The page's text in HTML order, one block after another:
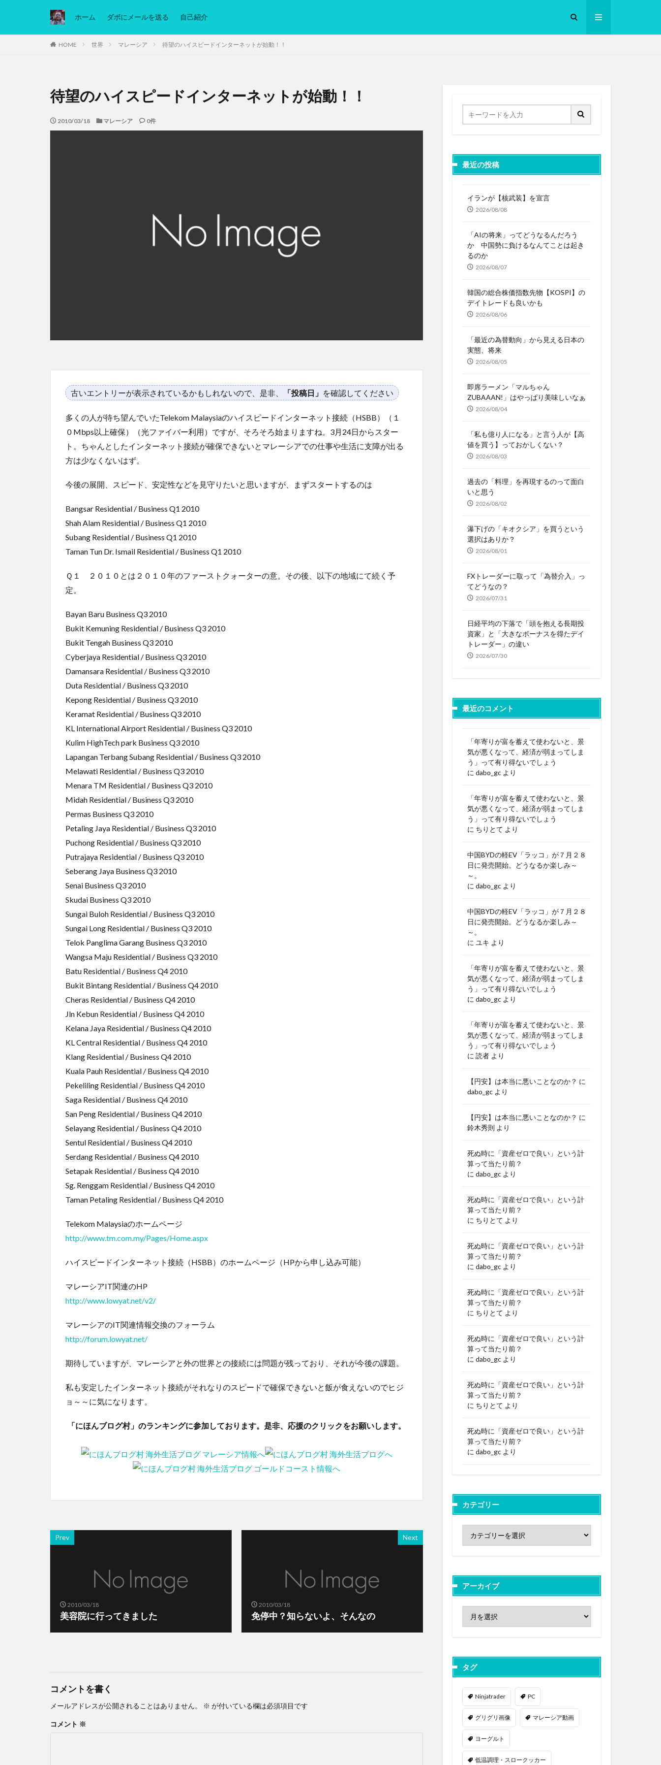
ホーム ダボにメールを送る 自己紹介
HOME 世界 マレーシア 待望のハイスピードインターネットが始動！！
待望のハイスピードインターネットが始動！！
2010/03/18 マレーシア 0件
古いエントリーが表示されているかもしれないので、是非、 「投稿日」 を確認してください
多くの人が待ち望んでいたTelekom Malaysiaのハイスピードインターネット接続（HSBB）（１
０Mbps以上確保）（光ファイバー利用）ですが、そろそろ始まりますね。3月24日からスター
ト。ちゃんとしたインターネット接続が確保できないとマレーシアでの仕事や生活に支障が出る
方は少なくないはず。
今後の展開、スピード、安定性などを見守りたいと思いますが、まずスタートするのは
Bangsar Residential / Business Q1 2010
Shah Alam Residential / Business Q1 2010
Subang Residential / Business Q1 2010
Taman Tun Dr. Ismail Residential / Business Q1 2010
Ｑ１ ２０１０とは２０１０年のファーストクォーターの意。その後、以下の地域にて続く予
定。
Bayan Baru Business Q3 2010
Bukit Kemuning Residential / Business Q3 2010
Bukit Tengah Business Q3 2010
Cyberjaya Residential / Business Q3 2010
Damansara Residential / Business Q3 2010
Duta Residential / Business Q3 2010
Kepong Residential / Business Q3 2010
Keramat Residential / Business Q3 2010
KL International Airport Residential / Business Q3 2010
Kulim HighTech park Business Q3 2010
Lapangan Terbang Subang Residential / Business Q3 2010
Melawati Residential / Business Q3 2010
Menara TM Residential / Business Q3 2010
Midah Residential / Business Q3 2010
Permas Business Q3 2010
Petaling Jaya Residential / Business Q3 2010
Puchong Residential / Business Q3 2010
Putrajaya Residential / Business Q3 2010
Seberang Jaya Business Q3 2010
Senai Business Q3 2010
Skudai Business Q3 2010
Sungai Buloh Residential / Business Q3 2010
Sungai Long Residential / Business Q3 2010
Telok Panglima Garang Business Q3 2010
Wangsa Maju Residential / Business Q3 2010
Batu Residential / Business Q4 2010
Bukit Bintang Residential / Business Q4 2010
Cheras Residential / Business Q4 2010
Jln Kebun Residential / Business Q4 2010
Kelana Jaya Residential / Business Q4 2010
KL Central Residential / Business Q4 2010
Klang Residential / Business Q4 2010
Kuala Pauh Residential / Business Q4 2010
Pekeliling Residential / Business Q4 2010
Saga Residential / Business Q4 2010
San Peng Residential / Business Q4 2010
Selayang Residential / Business Q4 2010
Sentul Residential / Business Q4 2010
Serdang Residential / Business Q4 2010
Setapak Residential / Business Q4 2010
Sg. Renggam Residential / Business Q4 2010
Taman Petaling Residential / Business Q4 2010
Telekom Malaysiaのホームページ
http://www.tm.com.my/Pages/Home.aspx
ハイスピードインターネット接続（HSBB）のホームページ（HPから申し込み可能）
マレーシアIT関連のHP
http://www.lowyat.net/v2/
マレーシアのIT関連情報交換のフォーラム
http://forum.lowyat.net/
期待していますが、マレーシアと外の世界との接続には問題が残っており、それが今後の課題。
私も安定したインターネット接続がそれなりのスピードで確保できないと飯が食えないのでヒジ
ョ～～に気になります。
「にほんブログ村」のランキングに参加しております。是非、応援のクリックをお願いします。
Prev
2010/03/18
美容院に行ってきました
Next
2010/03/18
免停中？知らないよ、そんなの
コメントを書く
メールアドレスが公開されることはありません。 ※ が付いている欄は必須項目です
コメント ※
最近の投稿
イランが【核武装】を宣言
2026/08/08
「AIの将来」ってどうなるんだろう
か 中国勢に負けるなんてことは起き
るのか
2026/08/07
韓国の総合株価指数先物【KOSPI】の
デイトレードも良いかも
2026/08/06
「最近の為替動向」から見える日本の
実態、将来
2026/08/05
即席ラーメン「マルちゃん
ZUBAAAN!」はやっぱり美味しいなぁ
2026/08/04
「私も億り人になる」と言う人が【高
値を買う】っておかしくない？
2026/08/03
過去の「料理」を再現するのって面白
いと思う
2026/08/02
瀑下げの「キオクシア」を買うという
選択はありか？
2026/08/01
FXトレーダーに取って「為替介入」っ
てどうなの？
2026/07/31
日経平均の下落で「頭を抱える長期投
資家」と「大きなボーナスを得たデイ
トレーダー」の違い
2026/07/30
最近のコメント
「年寄りが富を蓄えて使わないと、景
気が悪くなって、経済が弱まってしま
う」って有り得ないでしょう
に dabo_gc より
「年寄りが富を蓄えて使わないと、景
気が悪くなって、経済が弱まってしま
う」って有り得ないでしょう
に ちりとて より
中国BYDの軽EV「ラッコ」が７月２８
日に発売開始。どうなるか楽しみ～
～。
に dabo_gc より
中国BYDの軽EV「ラッコ」が７月２８
日に発売開始。どうなるか楽しみ～
～。
に ユキ より
「年寄りが富を蓄えて使わないと、景
気が悪くなって、経済が弱まってしま
う」って有り得ないでしょう
に dabo_gc より
「年寄りが富を蓄えて使わないと、景
気が悪くなって、経済が弱まってしま
う」って有り得ないでしょう
に 読者 より
【円安】は本当に悪いことなのか？ に
dabo_gc より
【円安】は本当に悪いことなのか？ に
鈴木秀則 より
死ぬ時に「資産ゼロで良い」という計
算って当たり前？
に dabo_gc より
死ぬ時に「資産ゼロで良い」という計
算って当たり前？
に ちりとて より
死ぬ時に「資産ゼロで良い」という計
算って当たり前？
に dabo_gc より
死ぬ時に「資産ゼロで良い」という計
算って当たり前？
に ちりとて より
死ぬ時に「資産ゼロで良い」という計
算って当たり前？
に dabo_gc より
死ぬ時に「資産ゼロで良い」という計
算って当たり前？
に ちりとて より
死ぬ時に「資産ゼロで良い」という計
算って当たり前？
に dabo_gc より
カテゴリー
アーカイブ
タグ
Ninjatrader PC
グリグリ画像 マレーシア動画
ヨーグルト
低温調理・スロークッカー
カテゴリー
Ninjatrader PC グリグリ画像 マレーシア動画 ヨーグルト